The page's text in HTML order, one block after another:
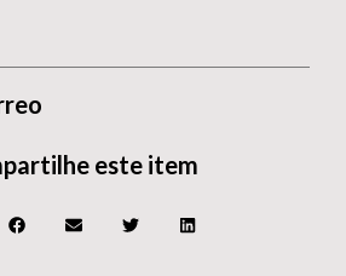
este item